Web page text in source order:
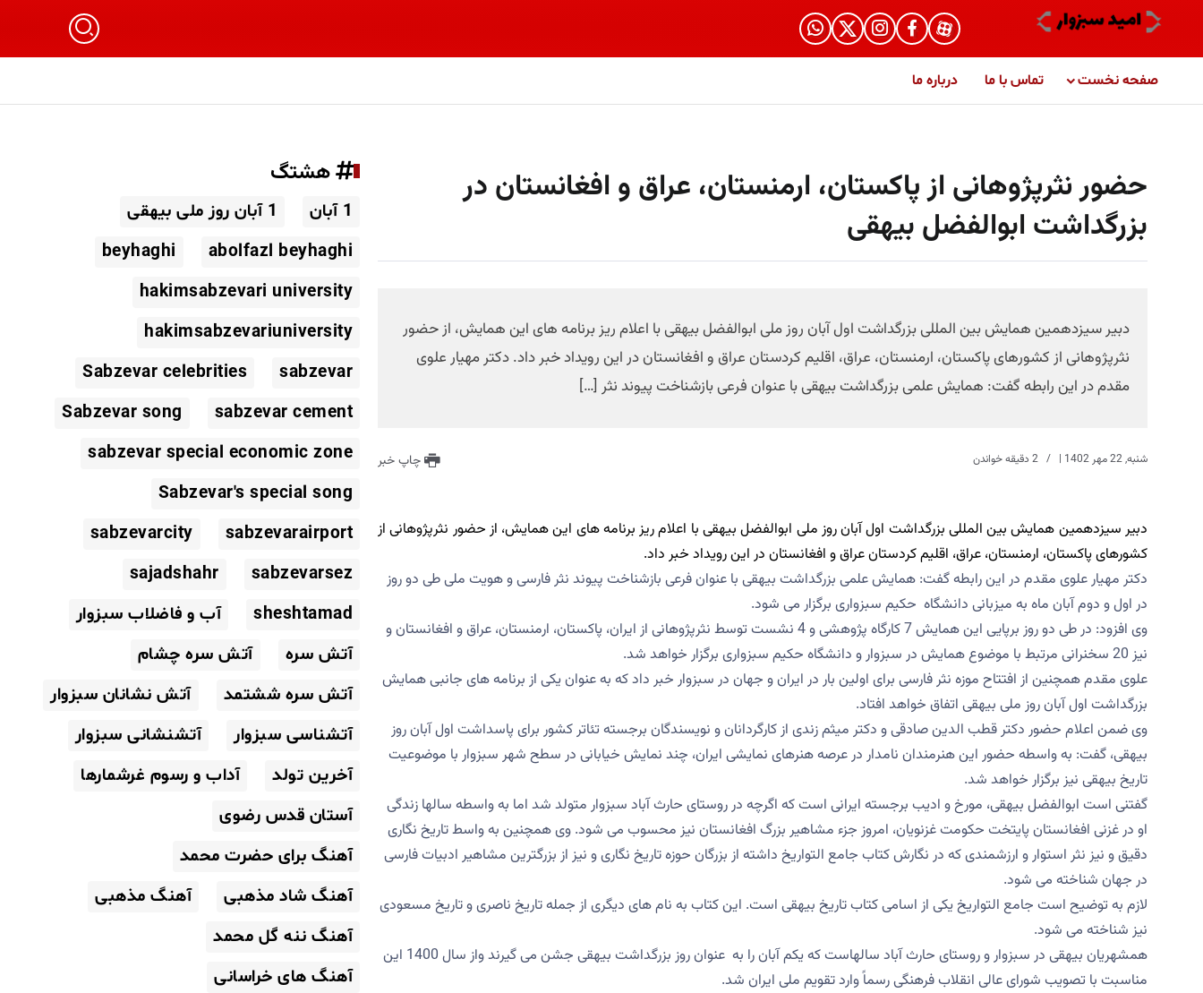
صفحه نخست تماس با ما درباره ما
حضور نثرپژوهانی از پاکستان، ارمنستان، عراق و افغانستان در
بزرگداشت ابوالفضل بیهقی
دبیر سیزدهمین همایش بین المللی بزرگداشت اول آبان روز ملی ابوالفضل بیهقی با اعلام ریز برنامه های این همایش، از حضور
نثرپژوهانی از کشورهای پاکستان، ارمنستان، عراق، اقلیم کردستان عراق و افغانستان در این رویداد خبر داد. دکتر مهیار علوی
مقدم در این رابطه گفت: همایش علمی بزرگداشت بیهقی با عنوان فرعی بازشناخت پیوند نثر […]
شنبه, 22 مهر 1402 | چاپ خبر
دبیر سیزدهمین همایش بین المللی بزرگداشت اول آبان روز ملی ابوالفضل بیهقی با اعلام ریز برنامه های این همایش، از حضور نثرپژوهانی از
کشورهای پاکستان، ارمنستان، عراق، اقلیم کردستان عراق و افغانستان در این رویداد خبر داد.
دکتر مهیار علوی مقدم در این رابطه گفت: همایش علمی بزرگداشت بیهقی با عنوان فرعی بازشناخت پیوند نثر فارسی و هویت ملی طی دو روز
در اول و دوم آبان ماه به میزبانی دانشگاه حکیم سبزواری برگزار می شود.
وی افزود: در طی دو روز برپایی این همایش 7 کارگاه پژوهشی و 4 نشست توسط نثرپژوهانی از ایران، پاکستان، ارمنستان، عراق و افغانستان و
نیز 20 سخنرانی مرتبط با موضوع همایش در سبزوار و دانشگاه حکیم سبزواری برگزار خواهد شد.
علوی مقدم همچنین از افتتاح موزه نثر فارسی برای اولین بار در ایران و جهان در سبزوار خبر داد که به عنوان یکی از برنامه های جانبی همایش
بزرگداشت اول آبان روز ملی بیهقی اتفاق خواهد افتاد.
وی ضمن اعلام حضور دکتر قطب الدین صادقی و دکتر میثم زندی از کارگردانان و نویسندگان برجسته تئاتر کشور برای پاسداشت اول آبان روز
بیهقی، گفت: به واسطه حضور این هنرمندان نامدار در عرصه هنرهای نمایشی ایران، چند نمایش خیابانی در سطح شهر سبزوار با موضوعیت
تاریخ بیهقی نیز برگزار خواهد شد.
گفتنی است ابوالفضل بیهقی، مورخ و ادیب برجسته ایرانی است که اگرچه در روستای حارث آباد سبزوار متولد شد اما به واسطه سالها زندگی
او در غزنی افغانستان پایتخت حکومت غزنویان، امروز جزء مشاهیر بزرگ افغانستان نیز محسوب می شود. وی همچنین به واسط تاریخ نگاری
دقیق و نیز نثر استوار و ارزشمندی که در نگارش کتاب جامع التواریخ داشته از بزرگان حوزه تاریخ نگاری و نیز از بزرگترین مشاهیر ادبیات فارسی
در جهان شناخته می شود.
لازم به توضیح است جامع التواریخ یکی از اسامی کتاب تاریخ بیهقی است. این کتاب به نام های دیگری از جمله تاریخ ناصری و تاریخ مسعودی
نیز شناخته می شود.
همشهریان بیهقی در سبزوار و روستای حارث آباد سالهاست که یکم آبان را به عنوان روز بزرگداشت بیهقی جشن می گیرند واز سال 1400 این
مناسبت با تصویب شورای عالی انقلاب فرهنگی رسماً وارد تقویم ملی ایران شد.
هشتگ
1 آبان
1 آبان روز ملی بیهقی
abolfazl beyhaghi
beyhaghi
hakimsabzevari university
hakimsabzevariuniversity
sabzevar
Sabzevar celebrities
sabzevar cement
Sabzevar song
sabzevar special economic zone
Sabzevar's special song
sabzevarairport
sabzevarcity
sabzevarsez
sajadshahr
sheshtamad
آب و فاضلاب سبزوار
آتش سره
آتش سره چشام
آتش سره ششتمد
آتش نشانان سبزوار
آتشناسی سبزوار
آتشنشانی سبزوار
آخرین تولد
آداب و رسوم غرشمارها
آستان قدس رضوی
آهنگ برای حضرت محمد
آهنگ شاد مذهبی
آهنگ مذهبی
آهنگ ننه گل محمد
آهنگ های خراسانی